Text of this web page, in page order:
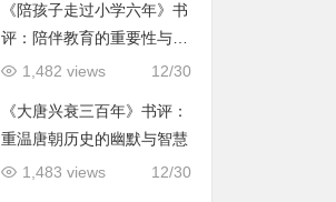
《陪孩子走过小学六年》书
评：陪伴教育的重要性与实
用指导
12/30
1,482 views
《大唐兴衰三百年》书评：
重温唐朝历史的幽默与智慧
12/30
1,483 views